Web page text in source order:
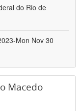
do Rio de
Mon Nov 30
Macedo